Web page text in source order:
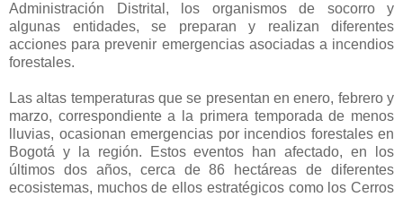
Administración Distrital, los organismos de socorro y
algunas entidades, se preparan y realizan diferentes
acciones para prevenir emergencias asociadas a incendios
forestales.
Las altas temperaturas que se presentan en enero, febrero y
marzo, correspondiente a la primera temporada de menos
lluvias, ocasionan emergencias por incendios forestales en
Bogotá y la región. Estos eventos han afectado, en los
últimos dos años, cerca de 86 hectáreas de diferentes
ecosistemas, muchos de ellos estratégicos como los Cerros